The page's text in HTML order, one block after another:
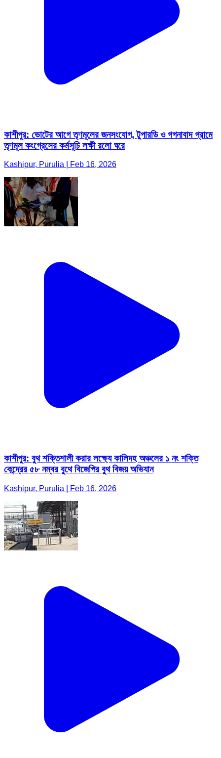
কাশীপুর: ভোটের আগে তৃণমূলের জনসংযোগ, টুপারডি ও গগনাবাদ গ্রামে
তৃণমূল কংগ্রেসের কর্মসূচি লক্ষী রলো ঘরে
Kashipur, Purulia | Feb 16, 2026
কাশীপুর: বুথ শক্তিশালী করার লক্ষ্যে কালিদহ অঞ্চলের ১ নং শক্তি
কেন্দ্রের ৫৮ নম্বর বুথে বিজেপির বুথ বিজয় অভিযান
Kashipur, Purulia | Feb 16, 2026